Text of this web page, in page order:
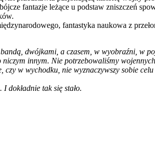
fantazje leżące u podstaw zniszczeń
fantastyka naukowa z
dwójkami, a czasem, w wyobraźni, w
innym. Nie potrzebowaliśmy
w wychodku, nie wyznaczywszy sobie
dokładnie tak się stało.